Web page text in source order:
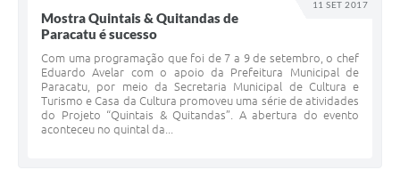
11 SET 2017
Mostra Quintais & Quitandas de
Paracatu é sucesso
Com uma programação que foi de 7 a 9 de setembro, o chef
Eduardo Avelar com o apoio da Prefeitura Municipal de
Paracatu, por meio da Secretaria Municipal de Cultura e
Turismo e Casa da Cultura promoveu uma série de atividades
do Projeto “Quintais & Quitandas”. A abertura do evento
aconteceu no quintal da...